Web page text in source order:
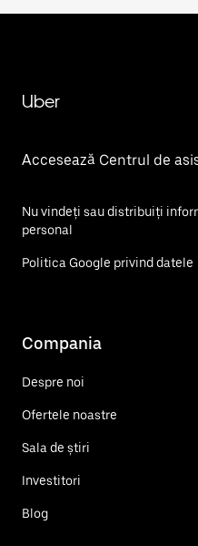
Uber
Accesează Centrul de
Nu vindeți sau distribuiți
personal
Politica Google privind datele
Compania
Despre noi
Ofertele noastre
Sala de știri
Investitori
Blog